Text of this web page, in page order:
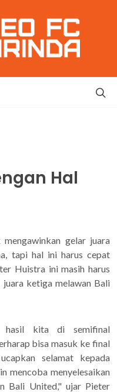
Hal
gelar juara
tapi hal ini harus cepat
Huistra ini masih harus
ketiga melawan Bali
hasil kita di semifinal
bisa masuk ke final
selamat kepada
mencoba menyelesaikan
Bali United," ujar Pieter